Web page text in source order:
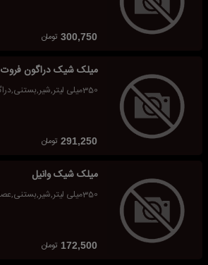
300,750 تومان
میلک شیک دراگون فروت
350میلی لیتر,شیر,بستنی,دراگون فروت
291,250 تومان
میلک شیک وانیل
350میلی لیتر,شیر,بستنی,عصاره وانیل
172,500 تومان